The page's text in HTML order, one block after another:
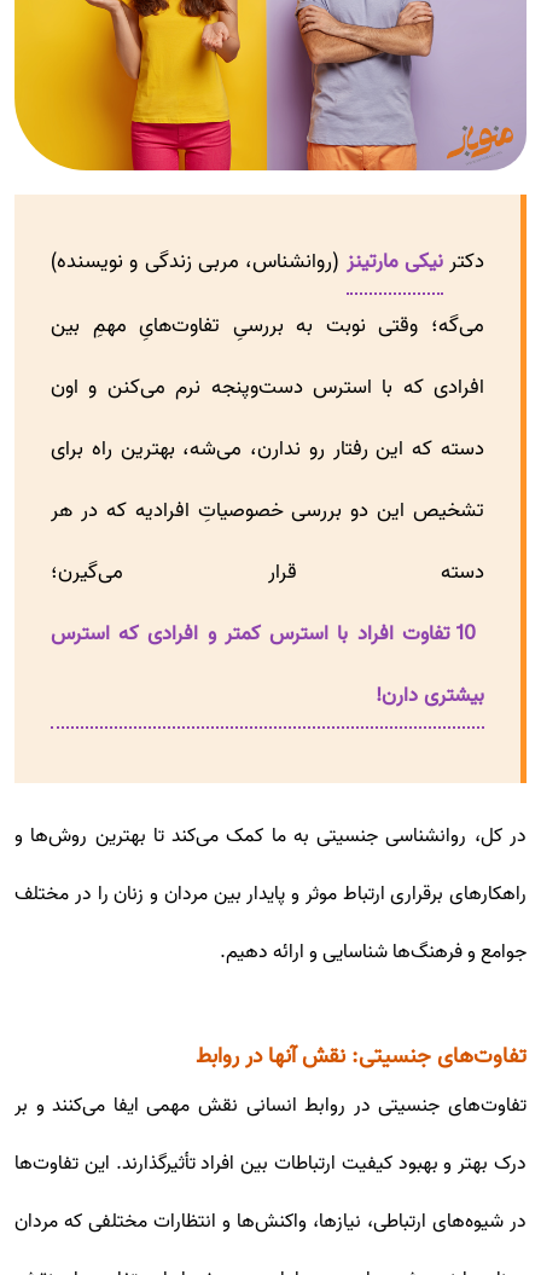
دکترنیکی مارتینز (روانشناس، مربی زندگی و نویسنده)
می‌گه؛ وقتی نوبت به بررسیِ تفاوت‌هایِ مهمِ بین
افرادی که با استرس دست‌و‌پنجه نرم می‌کنن و اون
دسته که این رفتار رو ندارن، می‌شه، بهترین راه برای
تشخیص این دو بررسی خصوصیاتِ افرادیه که در هر
دسته قرار می‌گیرن؛
10 تفاوت افراد با استرس کمتر و افرادی که استرس
بیشتری دارن!
در کل، روانشناسی جنسیتی به ما کمک می‌کند تا بهترین روش‌ها و
راهکارهای برقراری ارتباط موثر و پایدار بین مردان و زنان را در مختلف
جوامع و فرهنگ‌ها شناسایی و ارائه دهیم.
تفاوت‌های جنسیتی: نقش آنها در روابط
تفاوت‌های جنسیتی در روابط انسانی نقش مهمی ایفا می‌کنند و بر
درک بهتر و بهبود کیفیت ارتباطات بین افراد تأثیرگذارند. این تفاوت‌ها
در شیوه‌های ارتباطی، نیازها، واکنش‌ها و انتظارات مختلفی که مردان